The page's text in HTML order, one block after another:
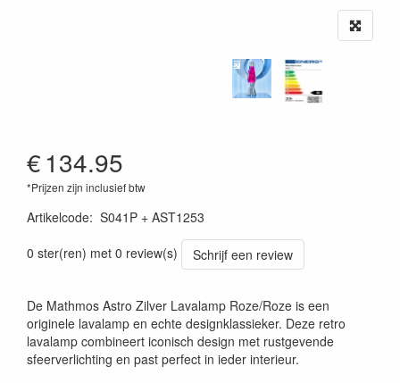
€134.95
*Prijzen zijn inclusief btw
Artikelcode: S041P + AST1253
0 ster(ren) met 0 review(s)
Schrijf een review
De Mathmos Astro Zilver Lavalamp Roze/Roze is een
originele lavalamp en echte designklassieker. Deze retro
lavalamp combineert iconisch design met rustgevende
sfeerverlichting en past perfect in ieder interieur.